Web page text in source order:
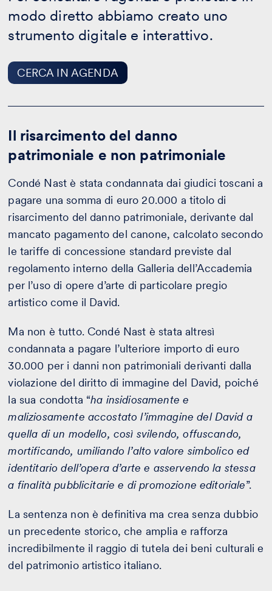
modo diretto abbiamo creato uno
strumento digitale e interattivo.
CERCA IN AGENDA
AGENDA
Il risarcimento del danno
patrimoniale e non patrimoniale
Condé Nast è stata condannata dai giudici toscani a
pagare una somma di euro 20.000 a titolo di
risarcimento del danno patrimoniale, derivante dal
mancato pagamento del canone, calcolato secondo
le tariffe di concessione standard previste dal
regolamento interno della Galleria dell’Accademia
per l’uso di opere d’arte di particolare pregio
artistico come il David.
Ma non è tutto. Condé Nast è stata altresì
condannata a pagare l’ulteriore importo di euro
30.000 per i danni non patrimoniali derivanti dalla
violazione del diritto di immagine del David, poiché
la sua condotta “ha insidiosamente e
maliziosamente accostato l’immagine del David a
quella di un modello, così svilendo, offuscando,
mortificando, umiliando l’alto valore simbolico ed
identitario dell’opera d’arte e asservendo la stessa
a finalità pubblicitarie e di promozione editoriale”.
La sentenza non è definitiva ma crea senza dubbio
un precedente storico, che amplia e rafforza
incredibilmente il raggio di tutela dei beni culturali e
del patrimonio artistico italiano.